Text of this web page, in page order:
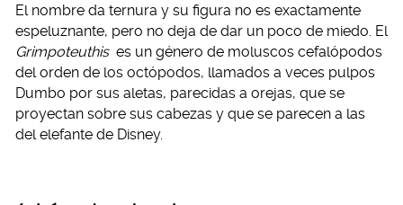
El nombre da ternura y su figura no es exactamente
espeluznante, pero no deja de dar un poco de miedo. El
Grimpoteuthis es un género de moluscos cefalópodos
del orden de los octópodos, llamados a veces pulpos
Dumbo por sus aletas, parecidas a orejas, que se
proyectan sobre sus cabezas y que se parecen a las
del elefante de Disney.